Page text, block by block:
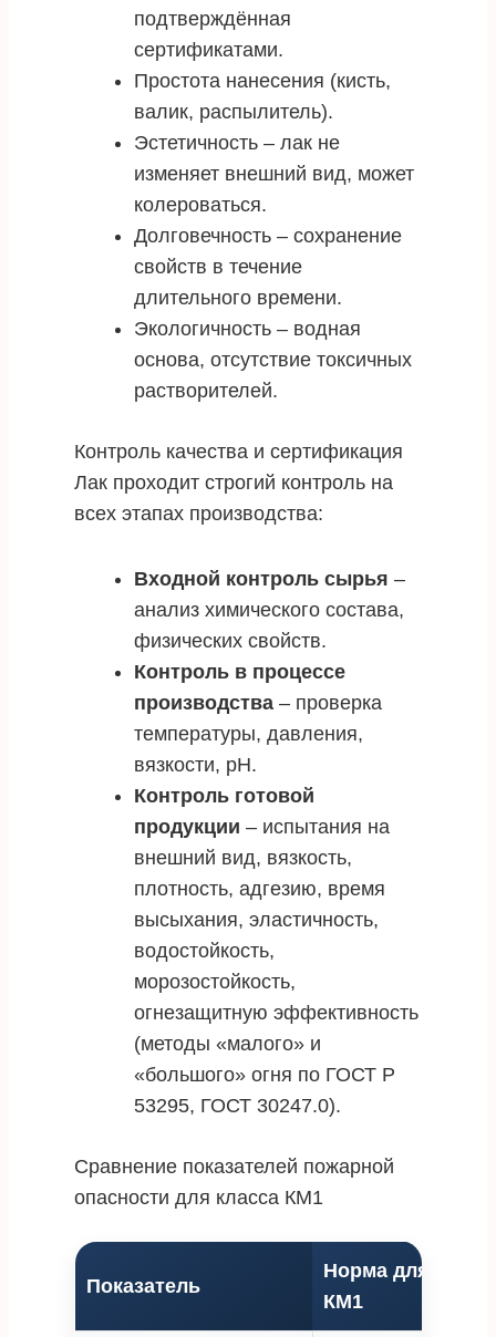
подтверждённая
сертификатами.
Простота нанесения (кисть,
валик, распылитель).
Эстетичность – лак не
изменяет внешний вид, может
колероваться.
Долговечность – сохранение
свойств в течение
длительного времени.
Экологичность – водная
основа, отсутствие токсичных
растворителей.
Контроль качества и сертификация
Лак проходит строгий контроль на
всех этапах производства:
Входной контроль сырья –
анализ химического состава,
физических свойств.
Контроль в процессе
производства – проверка
температуры, давления,
вязкости, pH.
Контроль готовой
продукции – испытания на
внешний вид, вязкость,
плотность, адгезию, время
высыхания, эластичность,
водостойкость,
морозостойкость,
огнезащитную эффективность
(методы «малого» и
«большого» огня по ГОСТ Р
53295, ГОСТ 30247.0).
Сравнение показателей пожарной
опасности для класса КМ1
Показатель
Норма для
КМ1